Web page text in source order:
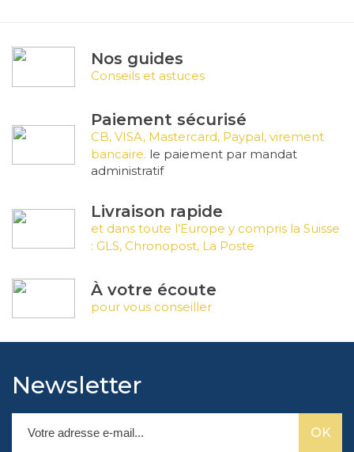
Nos guides
Conseils et astuces
Paiement sécurisé
CB, VISA, Mastercard, Paypal, virement
bancaire. le paiement par mandat
administratif
Livraison rapide
et dans toute l’Europe y compris la Suisse
: GLS, Chronopost, La Poste
À votre écoute
pour vous conseiller
Newsletter